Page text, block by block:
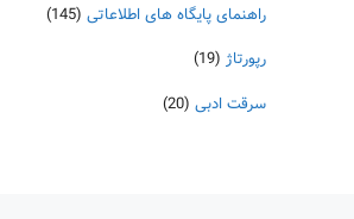
راهنمای پایگاه های اطلاعاتی (145)
رپورتاژ (19)
سرقت ادبی (20)